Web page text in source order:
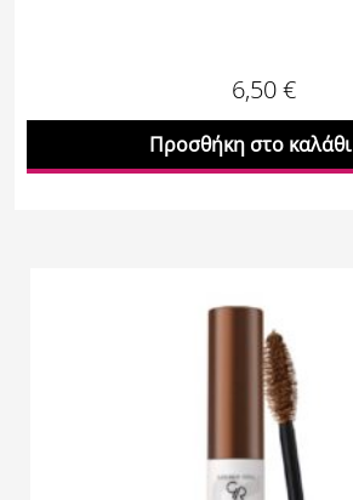
6,50€
Προσθήκη στο καλάθι